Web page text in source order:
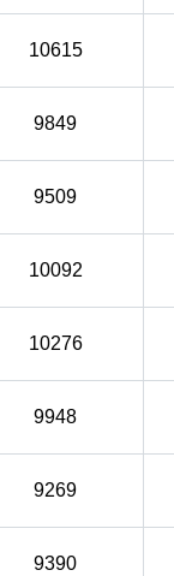
10615
9849
9509
10092
10276
9948
9269
9390